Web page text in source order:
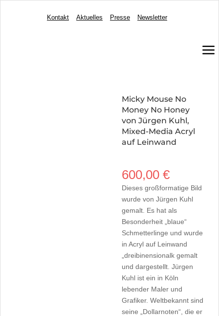
Kontakt Aktuelles Presse Newsletter
a
Micky Mouse No
Money No Honey
von Jürgen Kuhl,
Mixed-Media Acryl
auf Leinwand
600,00 €
Dieses großformatige Bild
wurde von Jürgen Kuhl
gemalt. Es hat als
Besonderheit „blaue“
Schmetterlinge und wurde
in Acryl auf Leinwand
„dreibinensionalk gemalt
und dargestellt. Jürgen
Kuhl ist ein in Köln
lebender Maler und
Grafiker. Weltbekannt sind
seine „Dollarnoten“, die er